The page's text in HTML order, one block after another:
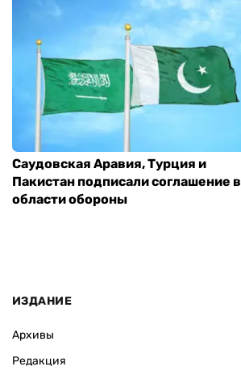
Саудовская Аравия, Турция и
Пакистан подписали соглашение в
области обороны
ИЗДАНИЕ
Архивы
Редакция